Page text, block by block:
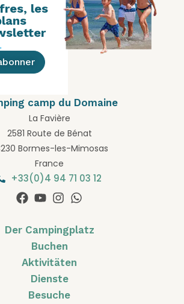
camp du Domaine
La Favière
2581 Route de Bénat
Bormes-les-Mimosas
France
+33(0)4 94 71 03 12
les
.
Der Campingplatz
Buchen
Aktivitäten
Dienste
Besuche